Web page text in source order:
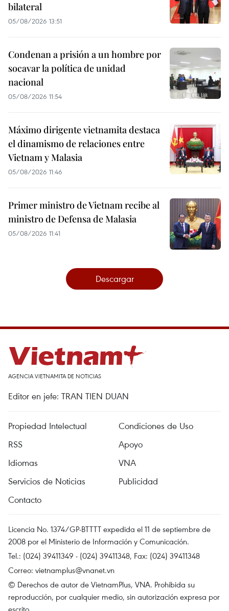
bilateral
05/08/2026 13:51
Condenan a prisión a un hombre por
socavar la política de unidad
nacional
05/08/2026 11:54
Máximo dirigente vietnamita destaca
el dinamismo de relaciones entre
Vietnam y Malasia
05/08/2026 11:46
Primer ministro de Vietnam recibe al
ministro de Defensa de Malasia
05/08/2026 11:41
Descargar
AGENCIA VIETNAMITA DE NOTICIAS
Editor en jefe: TRAN TIEN DUAN
Propiedad Intelectual
Condiciones de Uso
RSS
Apoyo
Idiomas
VNA
Servicios de Noticias
Publicidad
Contacto
Licencia No. 1374/GP-BTTTT expedida el 11 de septiembre de
2008 por el Ministerio de Información y Comunicación.
Tel.: (024) 39411349 - (024) 39411348, Fax: (024) 39411348
Correo: vietnamplus@vnanet.vn
© Derechos de autor de VietnamPlus, VNA. Prohibida su
reproducción, por cualquier medio, sin autorización expresa por